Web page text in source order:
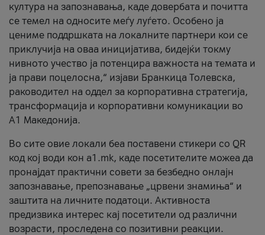
култура на запознавања, каде довербата и почитта
се темел на односите меѓу луѓето. Особено ја
цениме поддршката на локалните партнери кои се
приклучија на оваа иницијатива, бидејќи токму
нивното учество ја потенцира важноста на темата и
ја прави поцелосна,“ изјави Бранкица Толевска,
раководител на оддел за корпоративна стратегија,
трансформација и корпоративни комуникации во
А1 Македонија.
Во сите овие локали беа поставени стикери со QR
код кој води кон a1.mk, каде посетителите можеа да
пронајдат практични совети за безбедно онлајн
запознавање, препознавање „црвени знамиња“ и
заштита на личните податоци. Активноста
предизвика интерес кај посетители од различни
возрасти, проследена со позитивни реакции.